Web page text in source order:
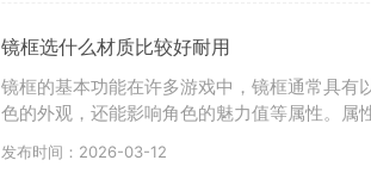
镜框选什么材质比较好耐用
镜框的基本功能在许多游戏中，镜框通常具有
色的外观，还能影响角色的魅力值等属性。属
发布时间：2026-03-12